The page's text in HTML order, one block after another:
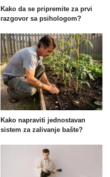
Kako da se pripremite za prvi
razgovor sa psihologom?
Kako napraviti jednostavan
sistem za zalivanje bašte?